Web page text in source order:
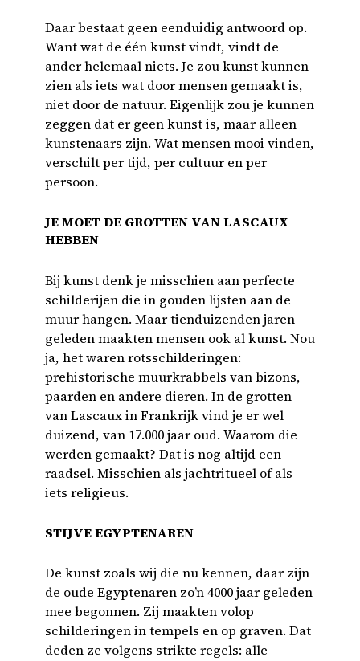
Daar bestaat geen eenduidig antwoord op.
Want wat de één kunst vindt, vindt de
ander helemaal niets. Je zou kunst kunnen
zien als iets wat door mensen gemaakt is,
niet door de natuur. Eigenlijk zou je kunnen
zeggen dat er geen kunst is, maar alleen
kunstenaars zijn. Wat mensen mooi vinden,
verschilt per tijd, per cultuur en per
persoon.
JE MOET DE GROTTEN VAN LASCAUX
HEBBEN
Bij kunst denk je misschien aan perfecte
schilderijen die in gouden lijsten aan de
muur hangen. Maar tienduizenden jaren
geleden maakten mensen ook al kunst. Nou
ja, het waren rotsschilderingen:
prehistorische muurkrabbels van bizons,
paarden en andere dieren. In de grotten
van Lascaux in Frankrijk vind je er wel
duizend, van 17.000 jaar oud. Waarom die
werden gemaakt? Dat is nog altijd een
raadsel. Misschien als jachtritueel of als
iets religieus.
STIJVE EGYPTENAREN
De kunst zoals wij die nu kennen, daar zijn
de oude Egyptenaren zo’n 4000 jaar geleden
mee begonnen. Zij maakten volop
schilderingen in tempels en op graven. Dat
deden ze volgens strikte regels: alle